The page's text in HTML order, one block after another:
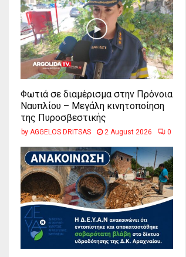
Φωτιά σε διαμέρισμα στην Πρόνοια
Ναυπλίου – Μεγάλη κινητοποίηση
της Πυροσβεστικής
by AGGELOS DRITSAS 2 August 2026 0